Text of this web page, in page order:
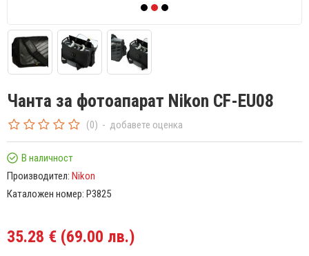
Чанта за фотоапарат Nikon CF-EU08
(0) - добавете оценка
35.28 € (69.00 лв.)
В наличност
Производител: Nikon
Каталожен номер: P3825